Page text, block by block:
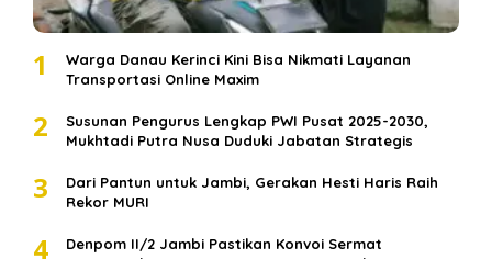
1
Warga Danau Kerinci Kini Bisa Nikmati Layanan
Transportasi Online Maxim
2
Susunan Pengurus Lengkap PWI Pusat 2025-2030,
Mukhtadi Putra Nusa Duduki Jabatan Strategis
3
Dari Pantun untuk Jambi, Gerakan Hesti Haris Raih
Rekor MURI
4
Denpom II/2 Jambi Pastikan Konvoi Sermat